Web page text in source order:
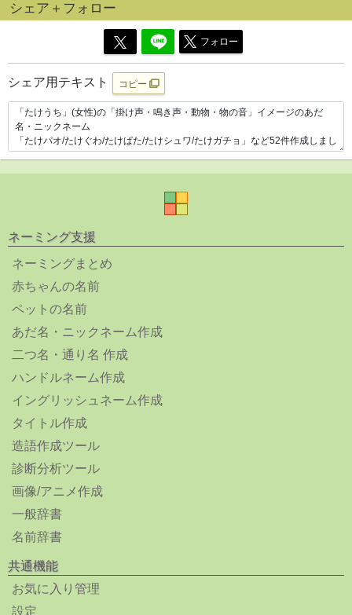
シェア＋フォロー
フォロー
シェア用テキスト コピー
ネーミング支援
ネーミングまとめ
赤ちゃんの名前
ペットの名前
あだ名・ニックネーム作成
二つ名・通り名 作成
ハンドルネーム作成
イングリッシュネーム作成
タイトル作成
造語作成ツール
診断分析ツール
画像/アニメ作成
一般辞書
名前辞書
共通機能
お気に入り管理
設定